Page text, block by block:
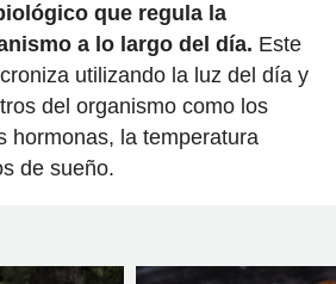
que regula la
a lo largo del día. Este
utilizando la luz del día y
del organismo como los
hormonas, la temperatura
de sueño.